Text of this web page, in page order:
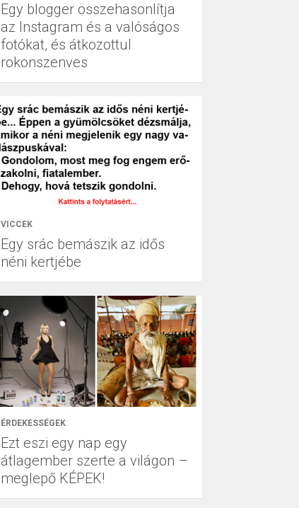
Egy blogger összehasonlítja
az Instagram és a valóságos
fotókat, és átkozottul
rokonszenves
VICCEK
Egy srác bemászik az idős
néni kertjébe
ÉRDEKESSÉGEK
Ezt eszi egy nap egy
átlagember szerte a világon –
meglepő KÉPEK!